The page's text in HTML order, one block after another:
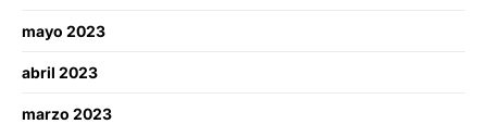
mayo 2023
abril 2023
marzo 2023